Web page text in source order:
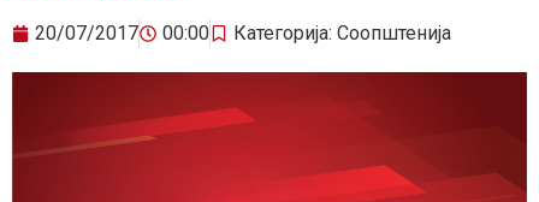
20/07/2017 00:00 Категорија: Соопштенија